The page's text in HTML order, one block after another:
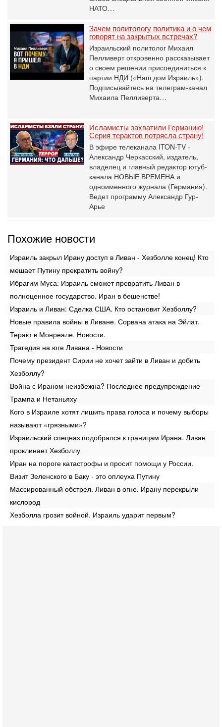
НАТО…
Зачем политологу политика и о чем
говорят на закрытых встречах?
Израильский политолог Михаил
Пелливерт откровенно рассказывает
о своем решении присоединиться к
партии НДИ («Наш дом Израиль»).
Подписывайтесь на телеграм-канал
Михаила Пелливерта…
Исламисты захватили Германию!
Серия терактов потрясла страну!
В эфире телеканала ITON-TV -
Александр Черкасский, издатель,
владелец и главный редактор ютуб-
канала НОВЫЕ ВРЕМЕНА и
одноименного журнала (Германия).
Ведет программу Александр Гур-
Арье
Похожие новости
Израиль закрыл Ирану доступ в Ливан - Хезболле конец! Кто
мешает Путину прекратить войну?
Ибрагим Муса: Израиль сможет превратить Ливан в
полноценное государство. Иран в бешенстве!
Израиль и Ливан: Сделка США. Кто остановит Хезболлу?
Новые правила войны в Ливане. Сорвана атака на Эйлат.
Теракт в Монреале. Новости.
Трагедия на юге Ливана - Новости
Почему президент Сирии не хочет зайти в Ливан и добить
Хезболлу?
Война с Ираном неизбежна? Последнее предупреждение
Трампа и Нетаньяху
Кого в Израиле хотят лишить права голоса и почему выборы
называют «грязными»?
Израильский спецназ подобрался к границам Ирана. Ливан
проклинает Хезболлу
Иран на пороге катастрофы и просит помощи у России.
Визит Зеленского в Баку - это оплеуха Путину
Массированный обстрел. Ливан в огне. Ирану перекрыли
кислород
Хезболла грозит войной. Израиль ударит первым?